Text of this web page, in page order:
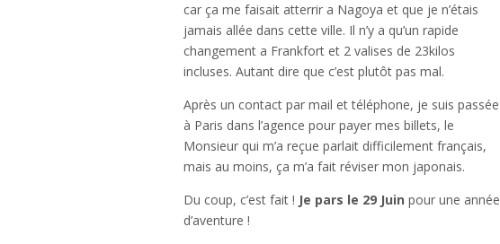
car ça me faisait atterrir a Nagoya et que je n’étais
jamais allée dans cette ville. Il n’y a qu’un rapide
changement a Frankfort et 2 valises de 23kilos
incluses. Autant dire que c’est plutôt pas mal.
Après un contact par mail et téléphone, je suis passée
à Paris dans l’agence pour payer mes billets, le
Monsieur qui m’a reçue parlait difficilement français,
mais au moins, ça m’a fait réviser mon japonais.
Du coup, c’est fait ! Je pars le 29 Juin pour une année
d’aventure !